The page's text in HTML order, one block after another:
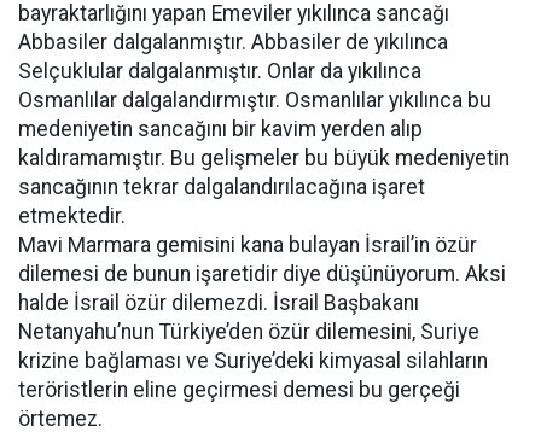
bayraktarlığını yapan Emeviler yıkılınca sancağı
Abbasiler dalgalanmıştır. Abbasiler de yıkılınca
Selçuklular dalgalanmıştır. Onlar da yıkılınca
Osmanlılar dalgalandırmıştır. Osmanlılar yıkılınca bu
medeniyetin sancağını bir kavim yerden alıp
kaldıramamıştır. Bu gelişmeler bu büyük medeniyetin
sancağının tekrar dalgalandırılacağına işaret
etmektedir.
Mavi Marmara gemisini kana bulayan İsrail’in özür
dilemesi de bunun işaretidir diye düşünüyorum. Aksi
halde İsrail özür dilemezdi. İsrail Başbakanı
Netanyahu’nun Türkiye’den özür dilemesini, Suriye
krizine bağlaması ve Suriye’deki kimyasal silahların
teröristlerin eline geçirmesi demesi bu gerçeği
örtemez.